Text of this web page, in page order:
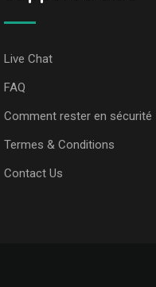
Live Chat
FAQ
Comment rester en sécurité
Termes & Conditions
Contact Us